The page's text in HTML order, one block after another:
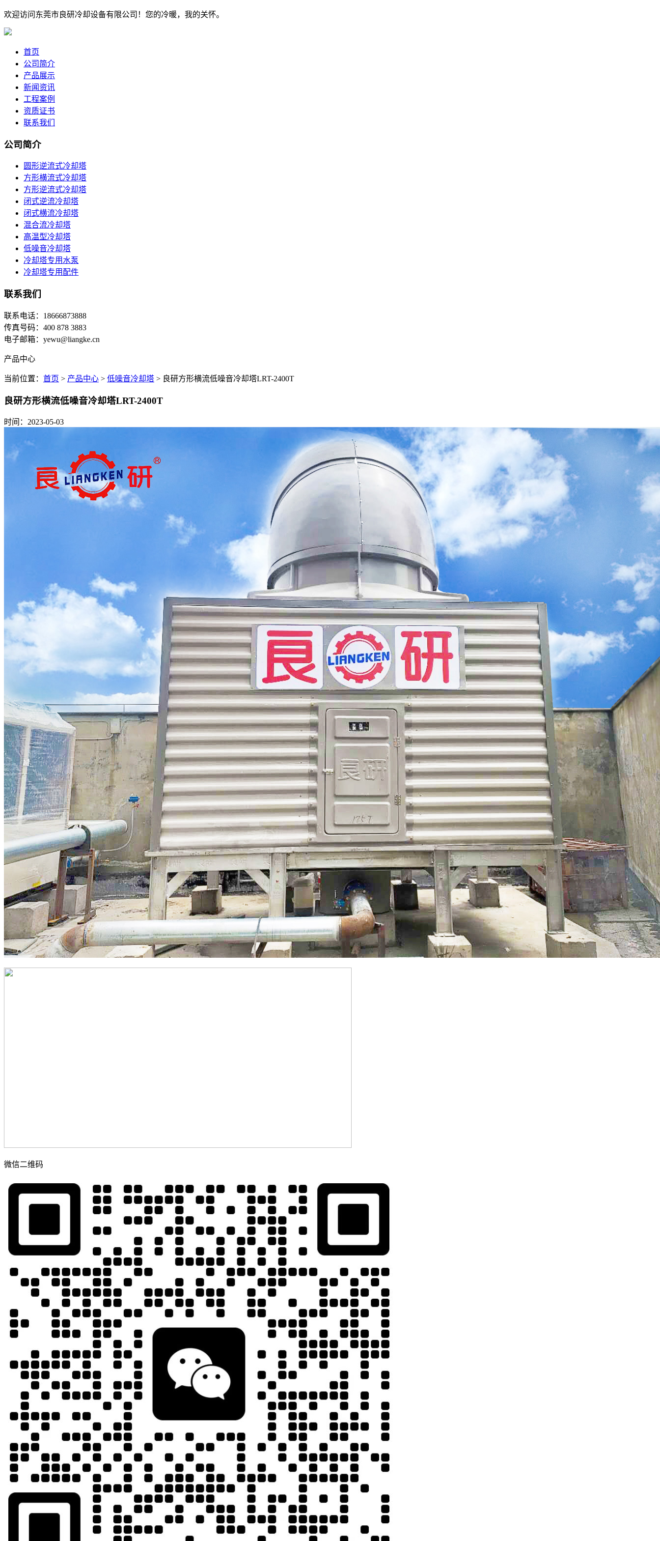
欢迎访问东莞市良研冷却设备有限公司！您的冷暖，我的关怀。
首页
公司简介
产品展示
新闻资讯
工程案例
资质证书
联系我们
公司简介
圆形逆流式冷却塔
方形横流式冷却塔
方形逆流式冷却塔
闭式逆流冷却塔
闭式横流冷却塔
混合流冷却塔
高温型冷却塔
低噪音冷却塔
冷却塔专用水泵
冷却塔专用配件
联系我们
联系电话：18666873888
传真号码：400 878 3883
电子邮箱：yewu@liangke.cn
产品中心
当前位置： 首页 > 产品中心 > 低噪音冷却塔 > 良研方形横流低噪音冷却塔LRT-2400T
良研方形横流低噪音冷却塔LRT-2400T
时间：2023-05-03
微信二维码